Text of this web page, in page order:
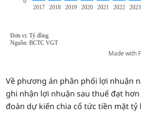
Về phương án phân phối lợi nhuận
ghi nhận lợi nhuận sau thuế đạt hơn
đoàn dự kiến chia cổ tức tiền mặt tỷ